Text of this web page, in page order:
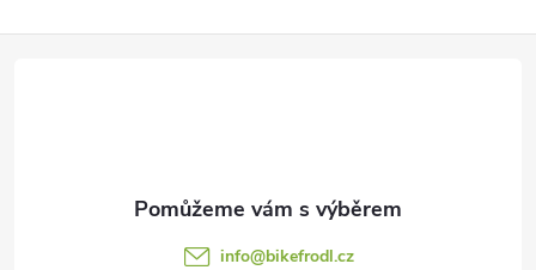
info@bikefrodl.cz